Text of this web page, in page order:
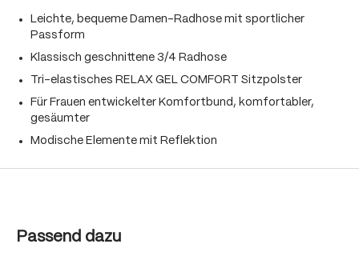
Leichte, bequeme Damen-Radhose mit sportlicher
Passform
Klassisch geschnittene 3/4 Radhose
Tri-elastisches RELAX GEL COMFORT Sitzpolster
Für Frauen entwickelter Komfortbund, komfortabler,
gesäumter
Modische Elemente mit Reflektion
Produktgalerie überspringen
Passend dazu